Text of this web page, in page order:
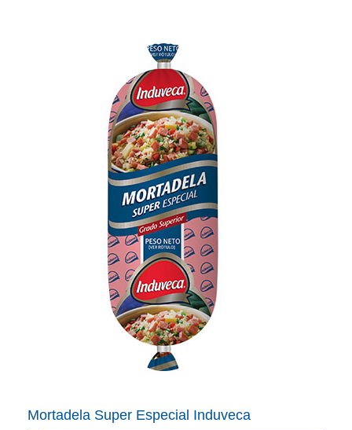
Mortadela Super Especial Induveca